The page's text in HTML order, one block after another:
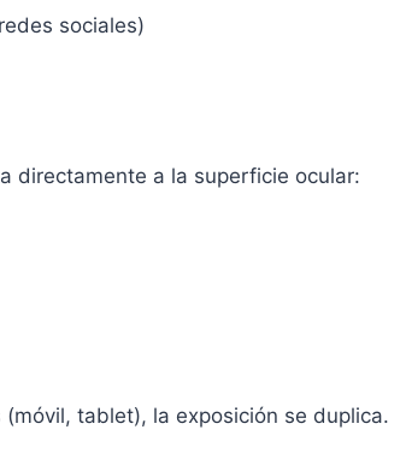
sociales)
directamente a la superficie ocular:
tablet), la exposición se duplica.